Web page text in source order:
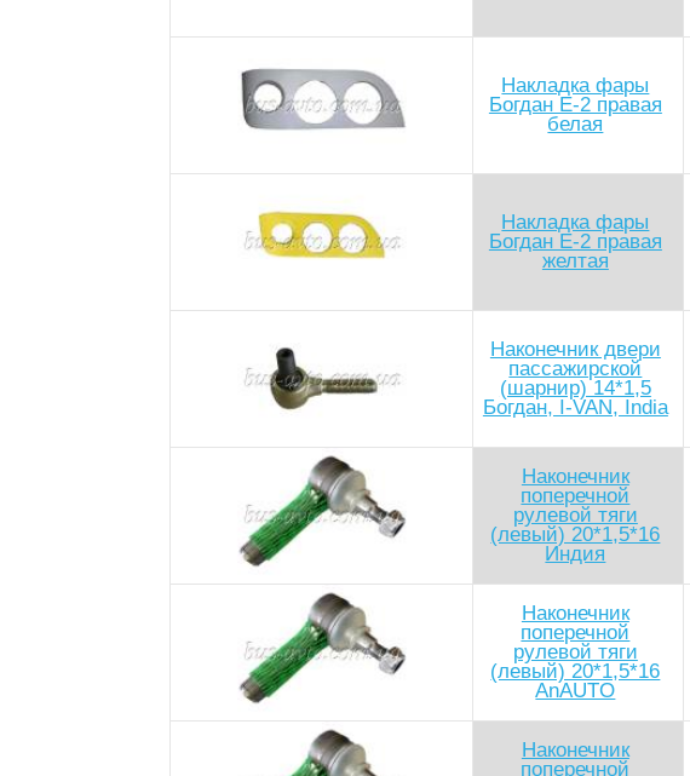
Накладка фары
Богдан Е-2 правая
белая
Накладка фары
Богдан Е-2 правая
желтая
Наконечник двери
пассажирской
(шарнир) 14*1,5
Богдан, I-VAN, India
Наконечник
поперечной
рулевой тяги
(левый) 20*1,5*16
Индия
Наконечник
поперечной
рулевой тяги
(левый) 20*1,5*16
AnAUTO
Наконечник
поперечной